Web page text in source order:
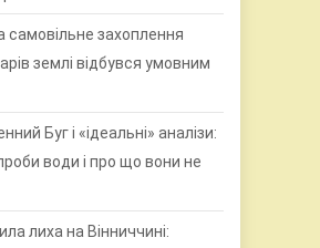
самовільне захоплення
землі відбувся умовним
Буг і «ідеальні» аналізи:
води і про що вони не
лиха на Вінниччині: